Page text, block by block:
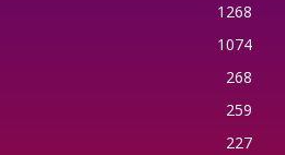
1268
1074
268
259
227